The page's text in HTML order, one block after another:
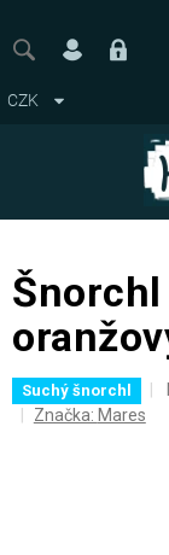
obsah
CZK
Šnorchl
Suchý šnorchl
Značka: Mares